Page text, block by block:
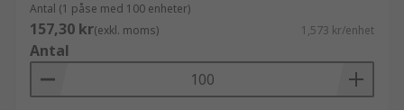
Skarvterminal
Isolering för spadkontakter
Isolerade krympterminaler, användbara för
Antal (1 påse med 100 enheter)
157,30 kr(exkl. moms) 1,573 kr/enhet
Antal